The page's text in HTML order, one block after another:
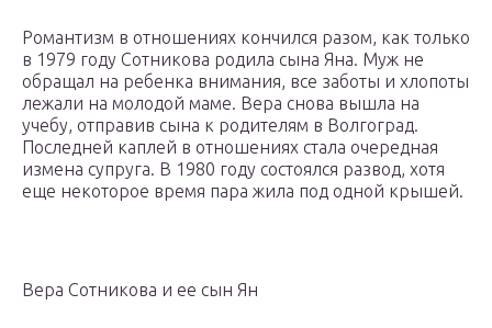
Романтизм в отношениях кончился разом, как только
в 1979 году Сотникова родила сына Яна. Муж не
обращал на ребенка внимания, все заботы и хлопоты
лежали на молодой маме. Вера снова вышла на
учебу, отправив сына к родителям в Волгоград.
Последней каплей в отношениях стала очередная
измена супруга. В 1980 году состоялся развод, хотя
еще некоторое время пара жила под одной крышей.
Вера Сотникова и ее сын Ян